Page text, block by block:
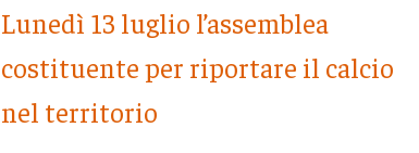
Lunedì 13 luglio l’assemblea
costituente per riportare il calcio
nel territorio